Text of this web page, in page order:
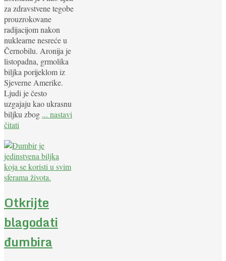
za zdravstvene tegobe
prouzrokovane
radijacijom nakon
nuklearne nesreće u
Černobilu. Aronija je
listopadna, grmolika
biljka porijeklom iz
Sjeverne Amerike.
Ljudi je često
uzgajaju kao ukrasnu
biljku zbog ... nastavi
čitati
Otkrijte
blagodati
đumbira